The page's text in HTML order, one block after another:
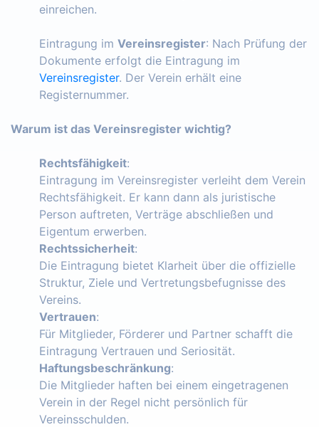
einreichen.
Eintragung im Vereinsregister: Nach Prüfung der
Dokumente erfolgt die Eintragung im
Vereinsregister. Der Verein erhält eine
Registernummer.
Warum ist das Vereinsregister wichtig?
Rechtsfähigkeit:
Eintragung im Vereinsregister verleiht dem Verein
Rechtsfähigkeit. Er kann dann als juristische
Person auftreten, Verträge abschließen und
Eigentum erwerben.
Rechtssicherheit:
Die Eintragung bietet Klarheit über die offizielle
Struktur, Ziele und Vertretungsbefugnisse des
Vereins.
Vertrauen:
Für Mitglieder, Förderer und Partner schafft die
Eintragung Vertrauen und Seriosität.
Haftungsbeschränkung:
Die Mitglieder haften bei einem eingetragenen
Verein in der Regel nicht persönlich für
Vereinsschulden.